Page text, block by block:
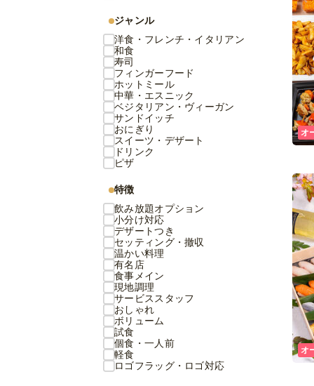
オ
オ
ジャンル
洋食・フレンチ・イタリアン
和食
寿司
フィンガーフード
ホットミール
中華・エスニック
ベジタリアン・ヴィーガン
サンドイッチ
おにぎり
スイーツ・デザート
ドリンク
ピザ
特徴
飲み放題オプション
小分け対応
デザートつき
セッティング・撤収
温かい料理
有名店
食事メイン
現地調理
サービススタッフ
おしゃれ
ボリューム
試食
個食・一人前
軽食
ロゴフラッグ・ロゴ対応